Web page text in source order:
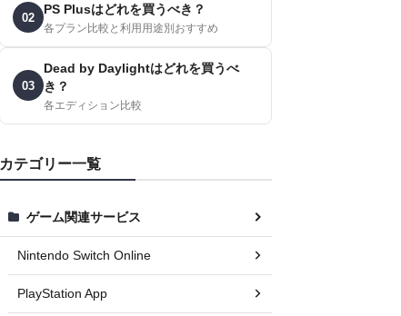
02
PS Plusはどれを買うべき？
各プラン比較と利用用途別おすすめ
03
Dead by Daylightはどれを買うべ
き？
各エディション比較
カテゴリー一覧
ゲーム関連サービス
Nintendo Switch Online
PlayStation App